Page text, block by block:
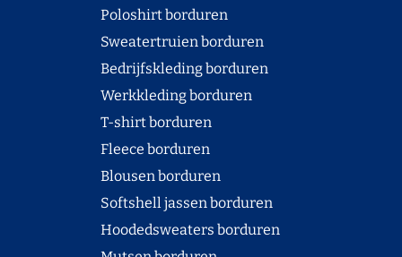
Poloshirt borduren
Sweatertruien borduren
Bedrijfskleding borduren
Werkkleding borduren
T-shirt borduren
Fleece borduren
Blousen borduren
Softshell jassen borduren
Hoodedsweaters borduren